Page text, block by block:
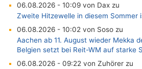
06.08.2026 - 10:09 von Dax zu
Zweite Hitzewelle in diesem Sommer
06.08.2026 - 10:02 von Soso zu
Aachen ab 11. August wieder Mekka
Belgien setzt bei Reit-WM auf starke
06.08.2026 - 09:22 von Zuhörer zu